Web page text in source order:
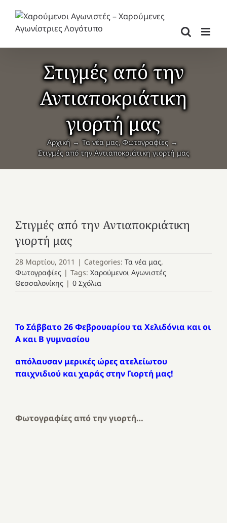
περιεχόμενο
Στιγμές από την
Αντιαποκριάτικη
γιορτή μας
Αρχική Τα νέα μας Φωτογραφίες
Στιγμές από την Αντιαποκριάτικη γιορτή μας
Στιγμές από την Αντιαποκριάτικη
γιορτή μας
28 Μαρτίου, 2011 | Categories: Τα νέα μας,
Φωτογραφίες | Tags: Χαρούμενοι Αγωνιστές
Θεσσαλονίκης | 0 Σχόλια
Το Σάββατο 26 Φεβρουαρίου τα Χελιδόνια και οι
Α και Β γυμνασίου
απόλαυσαν μερικές ώρες ατελείωτου
παιχνιδιού και χαράς στην Γιορτή μας!
Φωτογραφίες από την γιορτή…